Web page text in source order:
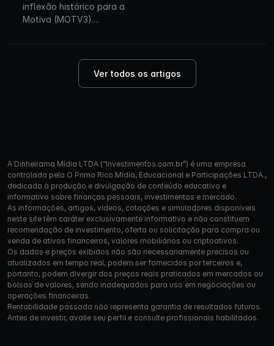
inflexão histórico para a
Motiva (MOTV3)....
Ver todos os artigos
A Dinheirama Mídia LTDA (“Investimentos.com.br”) é uma empresa
controlada pela O Primo Rico Mídia, Educacional e Participações LTDA.,
dedicada à produção e divulgação de conteúdo educativo e
informativo sobre finanças pessoais, investimentos e mercado.
As informações, artigos, vídeos, cotações e simuladores disponíveis
neste site têm caráter exclusivamente informativo e não constituem
recomendação de investimento, oferta ou solicitação para compra ou
venda de ativos financeiros, valores mobiliários ou criptoativos.
Os dados e preços exibidos não são necessariamente precisos ou
atualizados em tempo real, podem ser fornecidos por terceiros e,
portanto, podem divergir dos preços reais praticados em mercados ou
bolsas de valores, sendo inadequados para uso em negociações ou
operações financeiras.
Rentabilidade passada não representa garantia de resultados futuros.
Antes de investir, avalie seu perfil e consulte profissionais habilitados.